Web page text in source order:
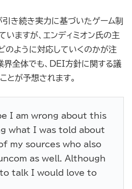
き続き実力に基づいたゲーム制
いますが、エンディミオン氏の主
のように対応していくのかが注
界全体でも、DEI方針に関する議
とが予想されます。
I am wrong about this
what I was told about
my sources who also
as well. Although
talk I would love to